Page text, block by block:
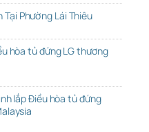
Phường Lái Thiêu
hòa tủ đứng LG thương
lắp Điều hòa tủ đứng